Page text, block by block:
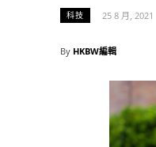
科技 25 8 月, 2021
By HKBW編輯